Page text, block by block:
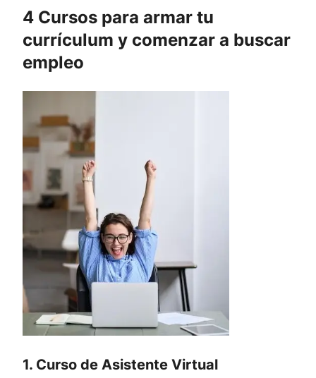
4 Cursos para armar tu
currículum y comenzar a buscar
empleo
1. Curso de Asistente Virtual